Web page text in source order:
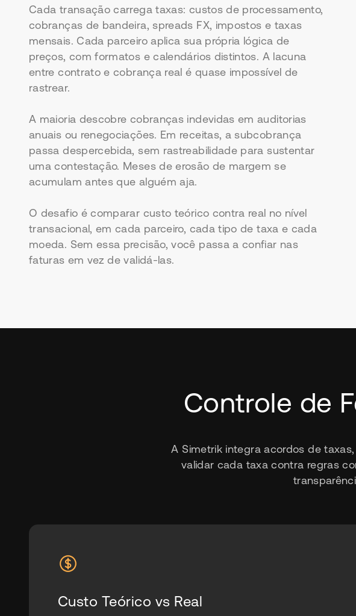
Cada transação carrega taxas: custos de processamento,
cobranças de bandeira, spreads FX, impostos e taxas
mensais. Cada parceiro aplica sua própria lógica de
preços, com formatos e calendários distintos. A lacuna
entre contrato e cobrança real é quase impossível de
rastrear.
A maioria descobre cobranças indevidas em auditorias
anuais ou renegociações. Em receitas, a subcobrança
passa despercebida, sem rastreabilidade para sustentar
uma contestação. Meses de erosão de margem se
acumulam antes que alguém aja.
O desafio é comparar custo teórico contra real no nível
transacional, em cada parceiro, cada tipo de taxa e cada
moeda. Sem essa precisão, você passa a confiar nas
faturas em vez de validá-las.
Controle de
A Simetrik integra acordos de
validar cada taxa contra regras
Custo Teórico vs Real